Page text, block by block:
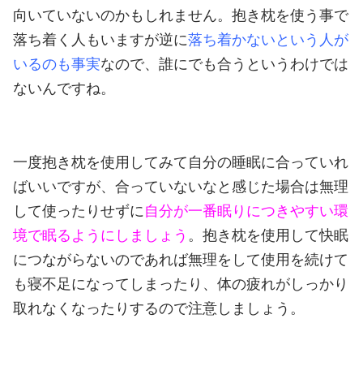
向いていないのかもしれません。 抱き枕を使う事で
落ち着く人もいますが逆に落ち着かないという人が
いるのも事実なので、誰にでも合うというわけでは
ないんですね。
一度抱き枕を使用してみて自分の睡眠に合っていれ
ばいいですが、合っていないなと感じた場合は無理
して使ったりせずに自分が一番眠りにつきやすい環
境で眠るようにしましょう 。 抱き枕を使用して快眠
につながらないのであれば無理をして使用を続けて
も寝不足になってしまったり、体の疲れがしっかり
取れなくなったりするので注意しましょう。